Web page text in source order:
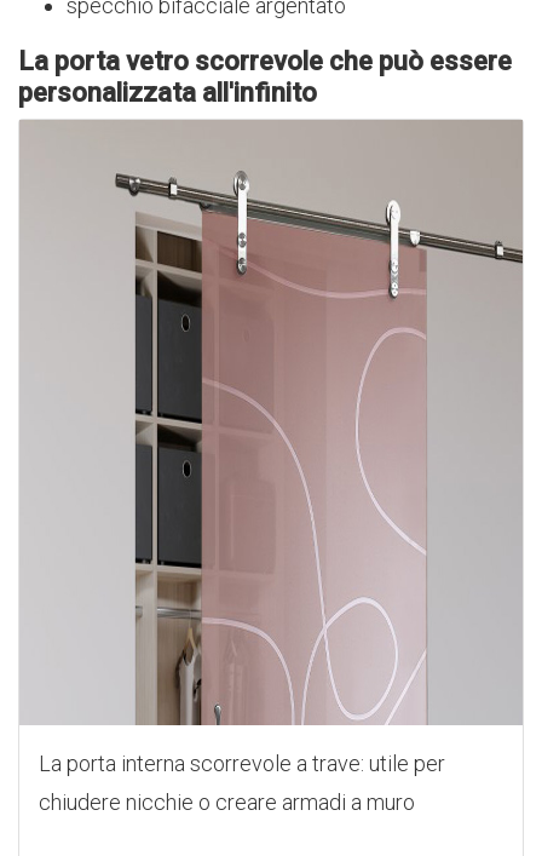
specchio bifacciale argentato
La porta vetro scorrevole che può essere
personalizzata all'infinito
La porta interna scorrevole a trave: utile per
chiudere nicchie o creare armadi a muro